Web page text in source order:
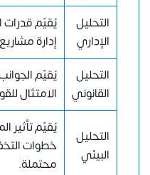
التحليل
الإداري
يُقيّم قدرات
إدارة
التحليل
القانوني
يُقيّم
الامتثال
التحليل
البيئي
يُقيّم تأثير
خطوات
محتملة.